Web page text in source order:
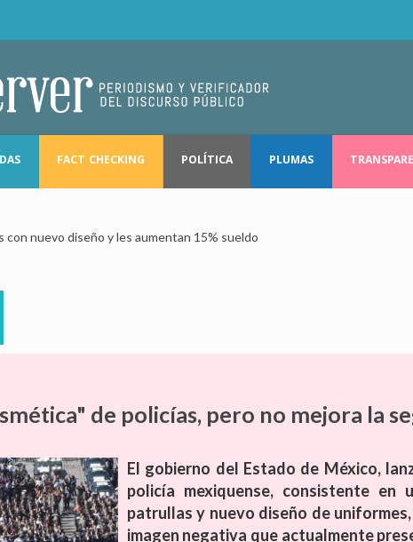
FACT CHECKING POLÍTICA PLUMAS
nuevo diseño y les aumentan 15% sueldo
de policías, pero no mejora la
El gobierno del Estado de México,
policía mexiquense, consistente en
patrullas y nuevo diseño de
imagen negativa que actualmente